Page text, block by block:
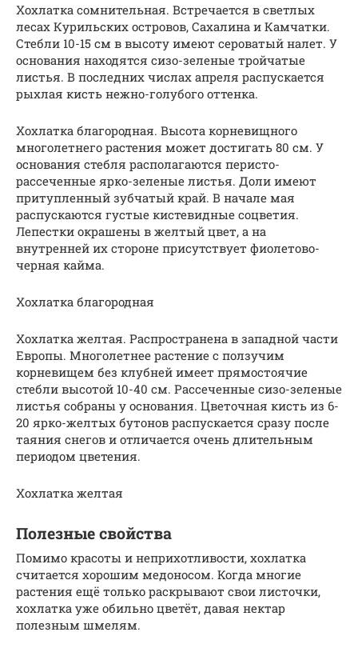
Хохлатка сомнительная. Встречается в светлых
лесах Курильских островов, Сахалина и Камчатки.
Стебли 10-15 см в высоту имеют сероватый налет. У
основания находятся сизо-зеленые тройчатые
листья. В последних числах апреля распускается
рыхлая кисть нежно-голубого оттенка.
Хохлатка благородная. Высота корневищного
многолетнего растения может достигать 80 см. У
основания стебля располагаются перисто-
рассеченные ярко-зеленые листья. Доли имеют
притупленный зубчатый край. В начале мая
распускаются густые кистевидные соцветия.
Лепестки окрашены в желтый цвет, а на
внутренней их стороне присутствует фиолетово-
черная кайма.
Хохлатка благородная
Хохлатка желтая. Распространена в западной части
Европы. Многолетнее растение с ползучим
корневищем без клубней имеет прямостоячие
стебли высотой 10-40 см. Рассеченные сизо-зеленые
листья собраны у основания. Цветочная кисть из 6-
20 ярко-желтых бутонов распускается сразу после
таяния снегов и отличается очень длительным
периодом цветения.
Хохлатка желтая
Полезные свойства
Помимо красоты и неприхотливости, хохлатка
считается хорошим медоносом. Когда многие
растения ещё только раскрывают свои листочки,
хохлатка уже обильно цветёт, давая нектар
полезным шмелям.